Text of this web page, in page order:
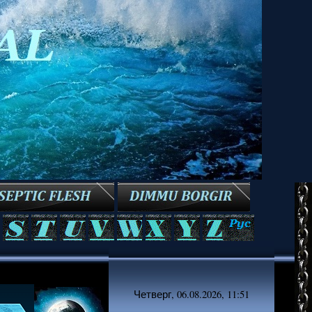
Четверг, 06.08.2026, 11:51